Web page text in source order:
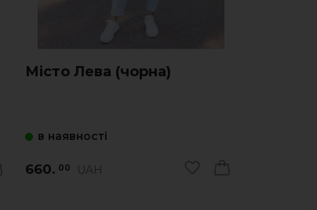
Місто Лева (чорна)
в наявності
660. 00 UAH